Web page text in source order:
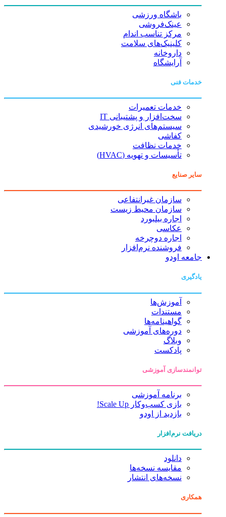
باشگاه ورزشی
عینک‌فروشی
مرکز تناسب اندام
کلینیک‌های سلامت
داروخانه
آرایشگاه
خدمات فنی
خدمات تعمیرات
سخت‌افزار و پشتیبانی IT
سیستم‌های انرژی خورشیدی
کفاشی
خدمات نظافت
تأسیسات و تهویه (HVAC)
سایر صنایع
سازمان غیرانتفاعی
سازمان محیط زیست
اجاره بیلبورد
عکاسی
اجاره دوچرخه
فروشنده نرم‌افزار
جامعه اودو
یادگیری
آموزش‌ها
مستندات
گواهینامه‌ها
دوره‌های آموزشی
وبلاگ
پادکست
توانمندسازی آموزشی
برنامه آموزشی
بازی کسب‌وکار Scale Up!
بازدید از اودو
دریافت نرم‌افزار
دانلود
مقایسه نسخه‌ها
نسخه‌های انتشار
همکاری